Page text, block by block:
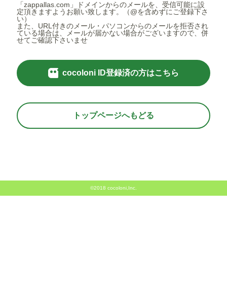
「zappallas.com」ドメインからのメールを、受信可能に設
定頂きますようお願い致します。（@を含めずにご登録下さ
い）
また、URL付きのメール・パソコンからのメールを拒否され
ている場合は、メールが届かない場合がございますので、併
せてご確認下さいませ
cocoloni ID登録済の方はこちら
トップページへもどる
©2018 cocoloni,Inc.